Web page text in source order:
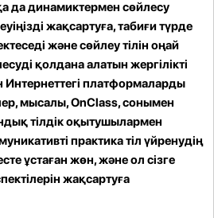
да динамиктермен сөйлесу
жақсартуға, табиғи түрде
және сөйлеу тілін оңай
қолдана алатын жергілікті
Интернеттегі платформаларды
мысалы, OnClass, сонымен
тілдік оқытушылармен
практика тіл үйренудің
ұстаған жөн, және ол сізге
жақсартуға